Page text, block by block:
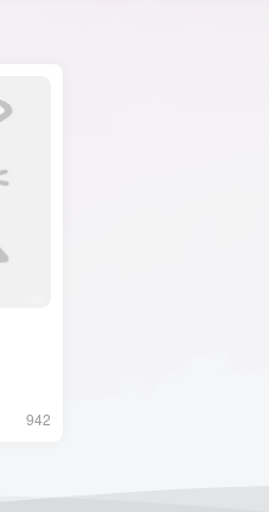
942